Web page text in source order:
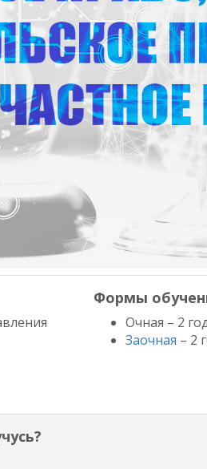
Формы
Очная – 2
Заочная – 2